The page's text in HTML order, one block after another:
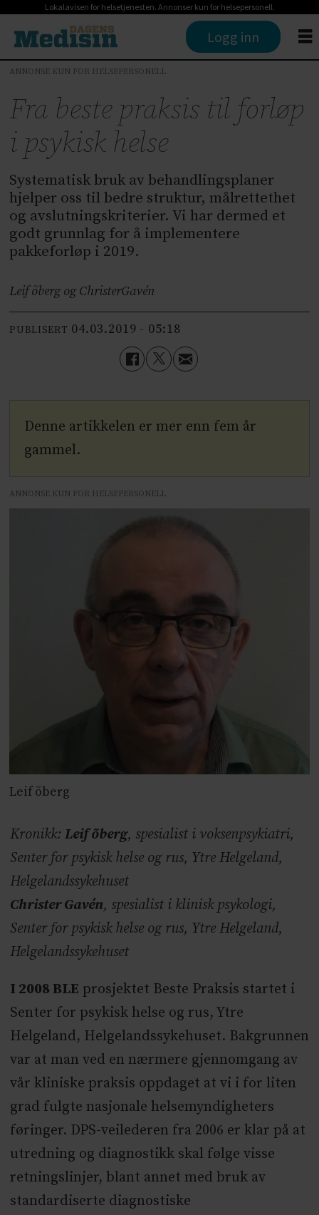
Lokalavisen for helsetjenesten. Annonser kun for helsepersonell.
Logg inn
ANNONSE KUN FOR HELSEPERSONELL
Fra beste praksis til forløp
i psykisk helse
Systematisk bruk av behandlingsplaner
hjelper oss til bedre struktur, målrettethet
og avslutningskriterier. Vi har dermed et
godt grunnlag for å implementere
pakkeforløp i 2019.
Leif õberg og ChristerGavén
PUBLISERT 04.03.2019 - 05:18
Denne artikkelen er mer enn fem år
gammel.
ANNONSE KUN FOR HELSEPERSONELL
Leif õberg
Kronikk: Leif õberg, spesialist i voksenpsykiatri,
Senter for psykisk helse og rus, Ytre Helgeland,
Helgelandssykehuset
Christer Gavén, spesialist i klinisk psykologi,
Senter for psykisk helse og rus, Ytre Helgeland,
Helgelandssykehuset
I 2008 BLE prosjektet Beste Praksis startet i
Senter for psykisk helse og rus, Ytre
Helgeland, Helgelandssykehuset. Bakgrunnen
var at man ved en nærmere gjennomgang av
vår kliniske praksis oppdaget at vi i for liten
grad fulgte nasjonale helsemyndigheters
føringer. DPS-veilederen fra 2006 er klar på at
utredning og diagnostikk skal følge visse
retningslinjer, blant annet med bruk av
standardiserte diagnostiske